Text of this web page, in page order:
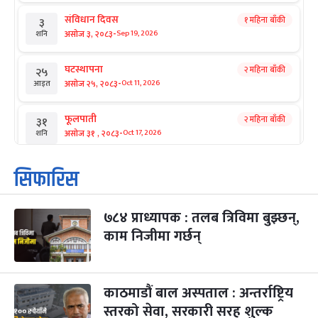
३
शनि
संविधान दिवस
असोज ३, २०८३-Sep 19, 2026
१ महिना बाँकी
२५
आइत
घटस्थापना
असोज २५, २०८३-Oct 11, 2026
२ महिना बाँकी
३१
शनि
फूलपाती
असोज ३१ , २०८३-Oct 17, 2026
२ महिना बाँकी
१
आइत
कार्तिक सङ्क्रान्ति
कार्तिक १, २०८३
३
मंगल
महानवमी
कार्तिक ३, २०८३-Oct 20, 2026
२ महिना बाँकी
४
बुध कार्तिक ४, २०८३ Oct 21, 2026
सिफारिस
७८४ प्राध्यापक : तलब त्रिविमा बुझ्छन्,
काम निजीमा गर्छन्
काठमाडौं बाल अस्पताल : अन्तर्राष्ट्रिय
स्तरको सेवा, सरकारी सरह शुल्क